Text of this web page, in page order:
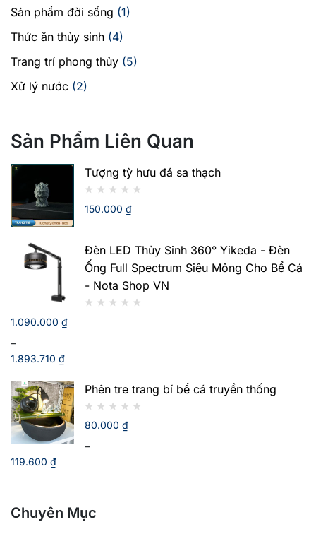
Sản phẩm đời sống (1)
Thức ăn thủy sinh (4)
Trang trí phong thủy (5)
Xử lý nước (2)
Sản Phẩm Liên Quan
Tượng tỳ hưu đá sa thạch
150.000 ₫
Đèn LED Thủy Sinh 360° Yikeda - Đèn
Ống Full Spectrum Siêu Mỏng Cho Bể Cá
- Nota Shop VN
1.090.000 ₫
–
1.893.710 ₫
Khoảng
giá:
từ
1.090.000 ₫
đến
1.893.710 ₫
Phên tre trang bí bể cá truyền thống
80.000 ₫
–
119.600 ₫
từ
Chuyên Mục